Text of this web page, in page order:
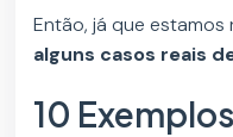
Então, já que estamos
alguns casos reais
10